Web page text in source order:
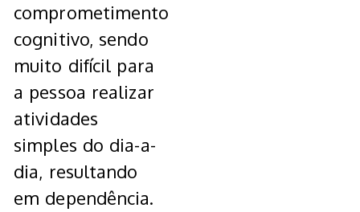
comprometimento
cognitivo, sendo
muito difícil para
a pessoa realizar
atividades
simples do dia-a-
dia, resultando
em dependência.